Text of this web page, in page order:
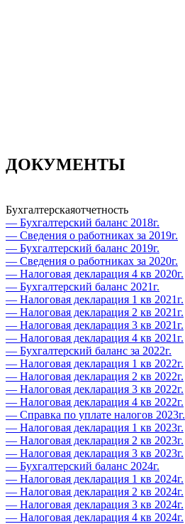
ДОКУМЕНТЫ
Бухгалтерскаяотчетность
— Бухгалтерский баланс 2018г.
— Сведения о работниках за 2019г.
— Бухгалтерский баланс 2019г.
— Сведения о работниках за 2020г.
— Налоговая декларация 4 кв 2020г.
— Бухгалтерский баланс 2021г.
— Налоговая декларация 1 кв 2021г.
— Налоговая декларация 2 кв 2021г.
— Налоговая декларация 3 кв 2021г.
— Налоговая декларация 4 кв 2021г.
— Бухгалтерский баланс за 2022г.
— Налоговая декларация 1 кв 2022г.
— Налоговая декларация 2 кв 2022г.
— Налоговая декларация 3 кв 2022г.
— Налоговая декларация 4 кв 2022г.
— Справка по уплате налогов 2023г.
— Налоговая декларация 1 кв 2023г.
— Налоговая декларация 2 кв 2023г.
— Налоговая декларация 3 кв 2023г.
— Бухгалтерский баланс 2024г.
— Налоговая декларация 1 кв 2024г.
— Налоговая декларация 2 кв 2024г.
— Налоговая декларация 3 кв 2024г.
— Налоговая декларация 4 кв 2024г.